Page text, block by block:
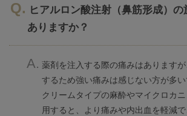
ヒアルロン酸注射（鼻筋形成）の
ありますか？
薬剤を注入する際の痛みはあります
するため強い痛みは感じない方が多い
クリームタイプの麻酔やマイクロカ
用すると、より痛みや内出血を軽減で